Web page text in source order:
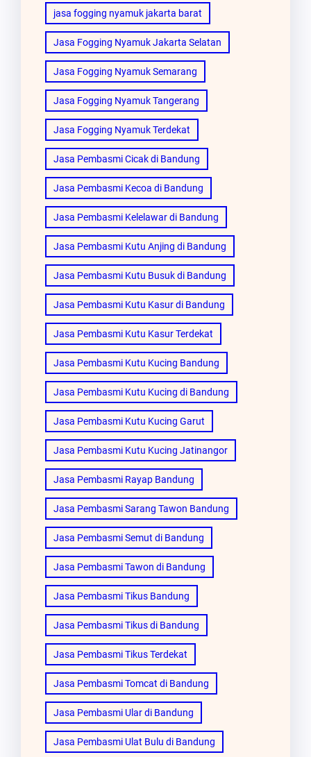
jasa fogging nyamuk jakarta barat
Jasa Fogging Nyamuk Jakarta Selatan
Jasa Fogging Nyamuk Semarang
Jasa Fogging Nyamuk Tangerang
Jasa Fogging Nyamuk Terdekat
Jasa Pembasmi Cicak di Bandung
Jasa Pembasmi Kecoa di Bandung
Jasa Pembasmi Kelelawar di Bandung
Jasa Pembasmi Kutu Anjing di Bandung
Jasa Pembasmi Kutu Busuk di Bandung
Jasa Pembasmi Kutu Kasur di Bandung
Jasa Pembasmi Kutu Kasur Terdekat
Jasa Pembasmi Kutu Kucing Bandung
Jasa Pembasmi Kutu Kucing di Bandung
Jasa Pembasmi Kutu Kucing Garut
Jasa Pembasmi Kutu Kucing Jatinangor
Jasa Pembasmi Rayap Bandung
Jasa Pembasmi Sarang Tawon Bandung
Jasa Pembasmi Semut di Bandung
Jasa Pembasmi Tawon di Bandung
Jasa Pembasmi Tikus Bandung
Jasa Pembasmi Tikus di Bandung
Jasa Pembasmi Tikus Terdekat
Jasa Pembasmi Tomcat di Bandung
Jasa Pembasmi Ular di Bandung
Jasa Pembasmi Ulat Bulu di Bandung